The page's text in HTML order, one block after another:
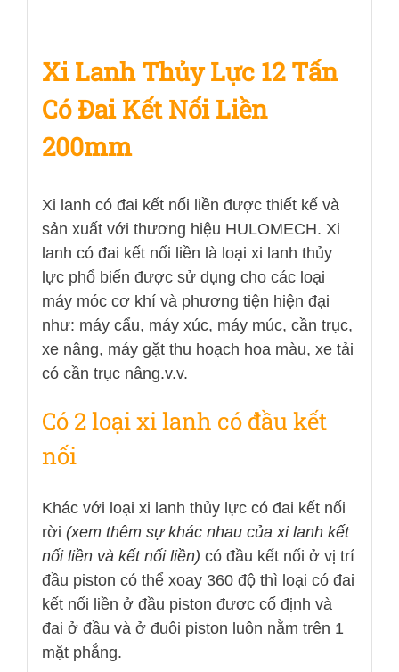
Xi Lanh Thủy Lực 12 Tấn
Có Đai Kết Nối Liền
200mm
Xi lanh có đai kết nối liền được thiết kế và
sản xuất với thương hiệu HULOMECH. Xi
lanh có đai kết nối liền là loại xi lanh thủy
lực phổ biến được sử dụng cho các loại
máy móc cơ khí và phương tiện hiện đại
như: máy cẩu, máy xúc, máy múc, cần trục,
xe nâng, máy gặt thu hoạch hoa màu, xe tải
có cần trục nâng.v.v.
Có 2 loại xi lanh có đầu kết
nối
Khác với loại xi lanh thủy lực có đai kết nối
rời (xem thêm sự khác nhau của xi lanh kết
nối liền và kết nối liền) có đầu kết nối ở vị trí
đầu piston có thể xoay 360 độ thì loại có đai
kết nối liền ở đầu piston đươc cố định và
đai ở đầu và ở đuôi piston luôn nằm trên 1
mặt phẳng.